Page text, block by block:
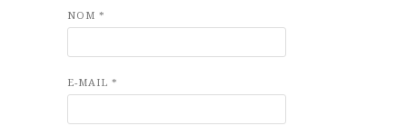
NOM *
E-MAIL *